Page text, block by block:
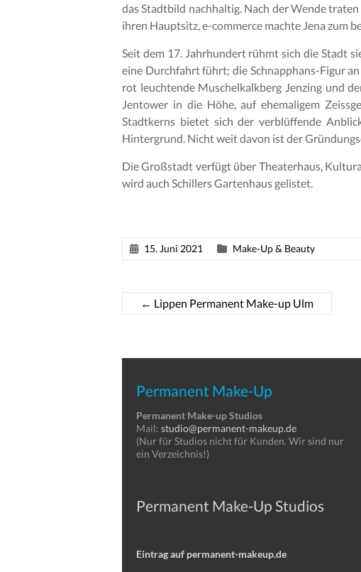
das Stadtbild nachhaltig. Nach der Wende
ihren Hauptsitz, e-commerce machte Jena zum
Seit dem 17. Jahrhundert rühmt sich die Stadt
eine Durchfahrt führt; die Schnapphans-Figur
rot leuchtende Muschelkalkberg Jenzing und
Jentower in die Höhe, auf ehemaligem
Stadtkerns bietet sich der verblüffende
Hintergrund. Nicht weit davon ist der
Die Großstadt verfügt über Theaterhaus,
wird auch Schillers Gartenhaus gelistet.
15. Juni 2021 Make-Up & Beauty
← Lippen Permanent Make-up Ulm
Permanent Make-Up
Permanent Make-up Studios
Mail: studio@permanent-makeup.de
(Nur für Studios nicht für Kunden. Wir sind nur
ein Verzeichnis!)
Permanent Make-Up Studios
Eintrag auf permanent-makeup.de